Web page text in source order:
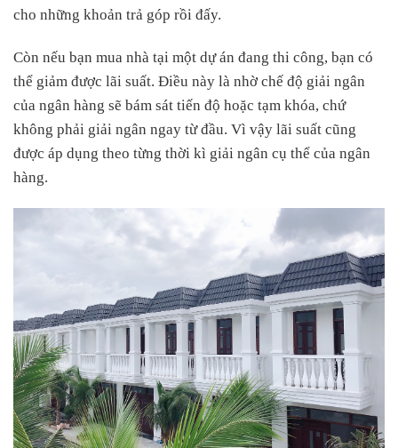
cho những khoản trả góp rồi đấy.
Còn nếu bạn mua nhà tại một dự án đang thi công, bạn có
thể giảm được lãi suất. Điều này là nhờ chế độ giải ngân
của ngân hàng sẽ bám sát tiến độ hoặc tạm khóa, chứ
không phải giải ngân ngay từ đầu. Vì vậy lãi suất cũng
được áp dụng theo từng thời kì giải ngân cụ thể của ngân
hàng.